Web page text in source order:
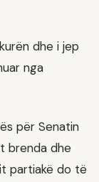
dhe i jep
nga
për Senatin
brenda dhe
partiakë do të